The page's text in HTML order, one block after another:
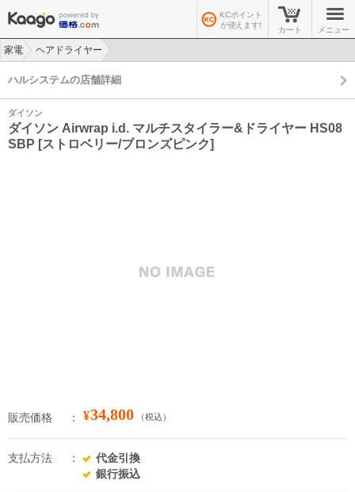
KCポイント
が使えます!
カート メニュー
家電
ヘアドライヤー
ハルシステムの店舗詳細
ダイソン
ダイソン Airwrap i.d. マルチスタイラー&ドライヤー HS08
SBP [ストロベリー/ブロンズピンク]
販売価格 ¥34,800 （税込）
支払方法
代金引換
銀行振込